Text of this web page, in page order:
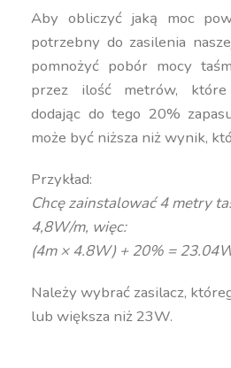
Aby obliczyć jaką moc
potrzebny do zasilenia
pomnożyć pobór mocy
przez ilość metrów,
dodając do tego 20%
może być niższa niż wynik,
Przykład:
Chcę zainstalować 4 metry
4,8W/m, więc:
(4m × 4.8W) + 20% =
Należy wybrać zasilacz,
lub większa niż 23W.